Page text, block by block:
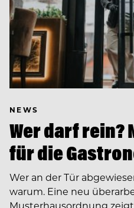
NEWS
Wer darf rein?
für die
Wer an der Tür
warum. Eine neu
Musterhausordnung